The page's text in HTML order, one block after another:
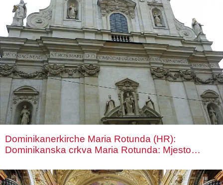
Dominikanerkirche Maria Rotunda (HR):
Dominikanska crkva Maria Rotunda: Mjesto